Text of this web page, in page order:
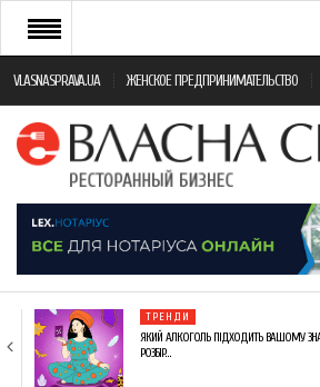
VLASNASPRAVA.UA ЖЕНСКОЕ ПРЕДПРИНИМАТЕЛЬСТВО
НОВИНИ РЕСТОРАННОГО БІЗНЕСУ
ЯК ВІДКРИТИ ТА УСПІШНО КЕРУВАТИ
МОНІТОРИНГ ЗАКОНОДАВСТВА
ФРАНЧАЙЗИНГ
КНИГИ
ТРЕНДИ
ЯКИЙ АЛКОГОЛЬ ПІДХОДИТЬ ВАШОМУ
РОЗБІР…